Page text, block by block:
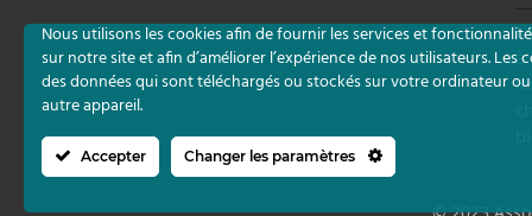
à
Nous utilisons les cookies afin de fournir les services et
sur notre site et afin d’améliorer l’expérience de nos utilisateurs. Les
des données qui sont téléchargés ou stockés sur votre ordinateur
autre appareil.
Accepter Changer les paramètres